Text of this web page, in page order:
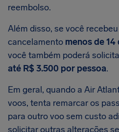
reembolso.
Além disso, se você
cancelamento menos de 14
você também poderá
até R$ 3.500 por pessoa.
Em geral, quando a Air
voos, tenta remarcar os
para outro voo sem custo
solicitar outras alterações